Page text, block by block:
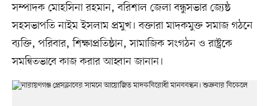
সম্পাদক মোহসিনা রহমান, বরিশাল জেলা বন্ধুসভার জ্যেষ্ঠ
সহসভাপতি নাইম ইসলাম প্রমুখ। বক্তারা মাদকমুক্ত সমাজ গঠনে
ব্যক্তি, পরিবার, শিক্ষাপ্রতিষ্ঠান, সামাজিক সংগঠন ও রাষ্ট্রকে
সমন্বিতভাবে কাজ করার আহ্বান জানান।